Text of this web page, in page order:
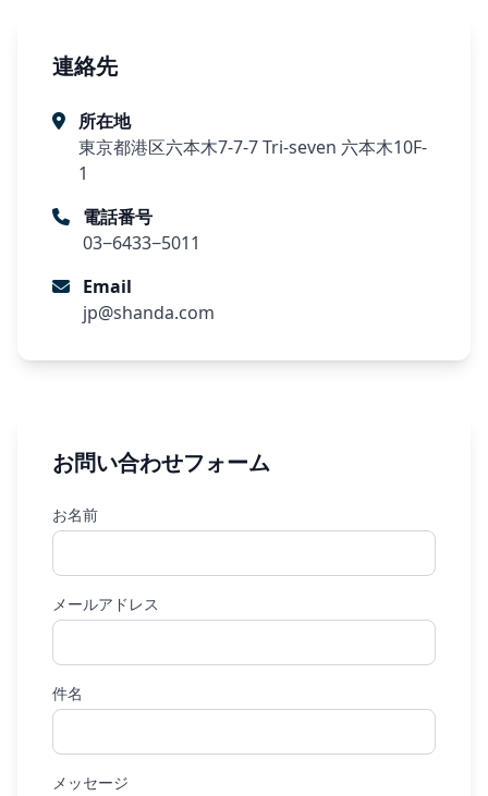
連絡先
所在地
東京都港区六本木7-7-7 Tri-seven 六本木10F-
1
電話番号
03−6433−5011
Email
jp@shanda.com
お問い合わせフォーム
お名前
メールアドレス
件名
メッセージ